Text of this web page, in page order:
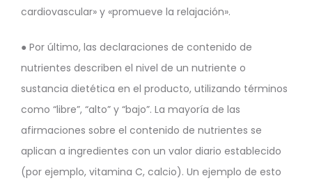
cardiovascular» y «promueve la relajación».
● Por último, las declaraciones de contenido de
nutrientes describen el nivel de un nutriente o
sustancia dietética en el producto, utilizando términos
como “libre”, “alto” y “bajo”. La mayoría de las
afirmaciones sobre el contenido de nutrientes se
aplican a ingredientes con un valor diario establecido
(por ejemplo, vitamina C, calcio). Un ejemplo de esto